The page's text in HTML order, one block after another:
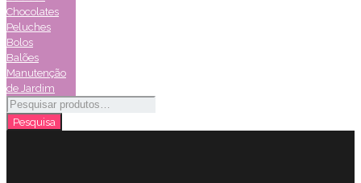
Chocolates
Peluches
Bolos
Balões
Manutenção
de Jardim
Pesquisar
por:
Pesquisa